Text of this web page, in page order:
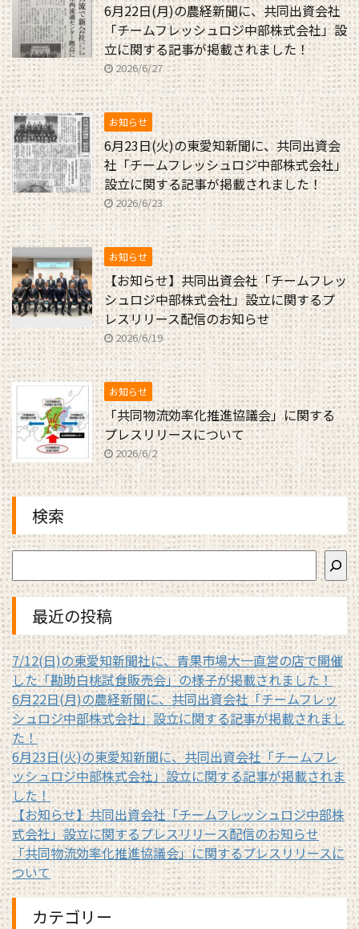
6月22日(月)の農経新聞に、共同出資会社
「チームフレッシュロジ中部株式会社」設
立に関する記事が掲載されました！
2026/6/27
お知らせ
6月23日(火)の東愛知新聞に、共同出資会
社「チームフレッシュロジ中部株式会社」
設立に関する記事が掲載されました！
2026/6/23
お知らせ
【お知らせ】共同出資会社「チームフレッ
シュロジ中部株式会社」設立に関するプ
レスリリース配信のお知らせ
2026/6/19
お知らせ
「共同物流効率化推進協議会」に関する
プレスリリースについて
2026/6/2
検索
最近の投稿
7/12(日)の東愛知新聞社に、青果市場大一直営の店で開催
した「勘助白桃試食販売会」の様子が掲載されました！
6月22日(月)の農経新聞に、共同出資会社「チームフレッ
シュロジ中部株式会社」設立に関する記事が掲載されまし
た！
6月23日(火)の東愛知新聞に、共同出資会社「チームフレ
ッシュロジ中部株式会社」設立に関する記事が掲載されま
した！
【お知らせ】共同出資会社「チームフレッシュロジ中部株
式会社」設立に関するプレスリリース配信のお知らせ
「共同物流効率化推進協議会」に関するプレスリリースに
ついて
カテゴリー